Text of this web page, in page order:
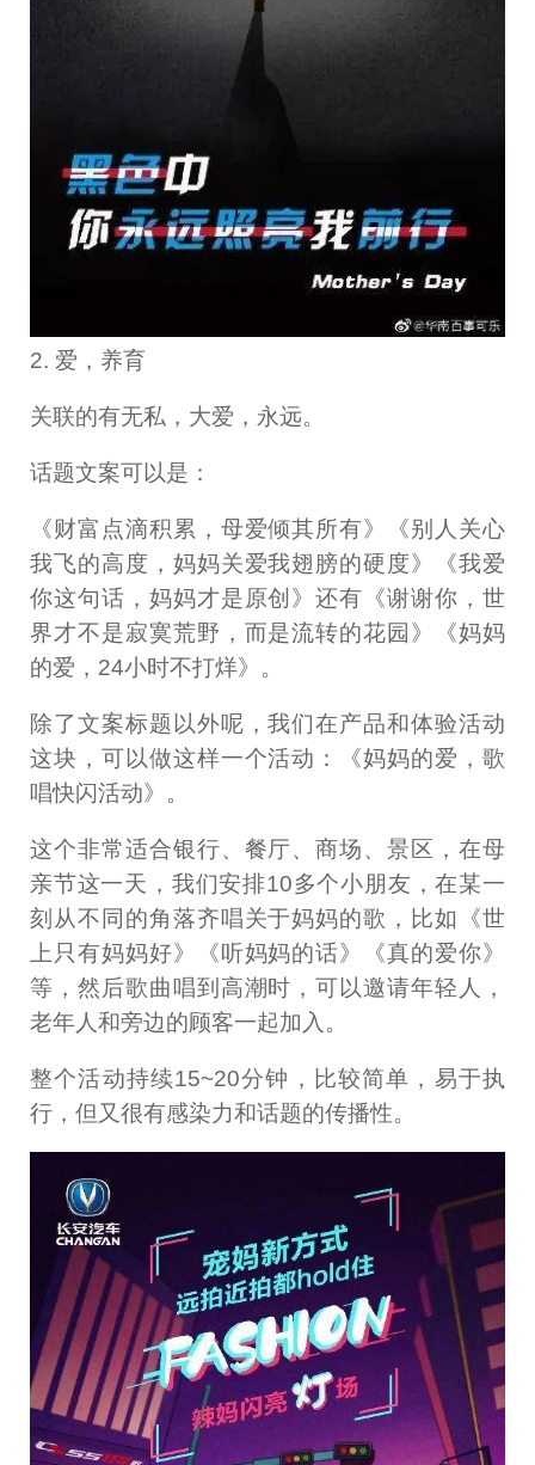
2. 爱，养育
关联的有无私，大爱，永远。
话题文案可以是：
《财富点滴积累，母爱倾其所有》《别人关心
我飞的高度，妈妈关爱我翅膀的硬度》《我爱
你这句话，妈妈才是原创》还有《谢谢你，世
界才不是寂寞荒野，而是流转的花园》《妈妈
的爱，24小时不打烊》。
除了文案标题以外呢，我们在产品和体验活动
这块，可以做这样一个活动：《妈妈的爱，歌
唱快闪活动》。
这个非常适合银行、餐厅、商场、景区，在母
亲节这一天，我们安排10多个小朋友，在某一
刻从不同的角落齐唱关于妈妈的歌，比如《世
上只有妈妈好》《听妈妈的话》《真的爱你》
等，然后歌曲唱到高潮时，可以邀请年轻人，
老年人和旁边的顾客一起加入。
整个活动持续15~20分钟，比较简单，易于执
行，但又很有感染力和话题的传播性。